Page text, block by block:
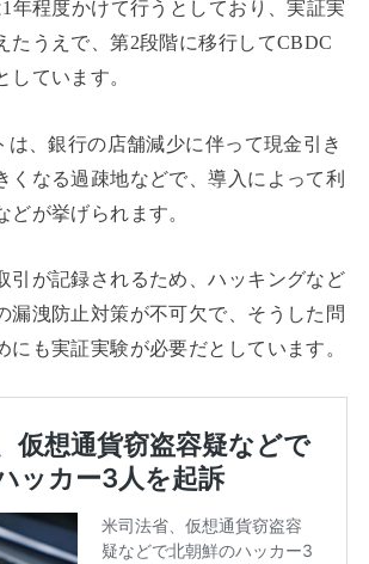
年程度かけて行うとしており、実証実
たうえで、第2段階に移行してCBDC
ています。
は、銀行の店舗減少に伴って現金引き
くなる過疎地などで、導入によって利
が挙げられます。
引が記録されるため、ハッキングなど
漏洩防止対策が不可欠で、そうした問
にも実証実験が必要だとしています。